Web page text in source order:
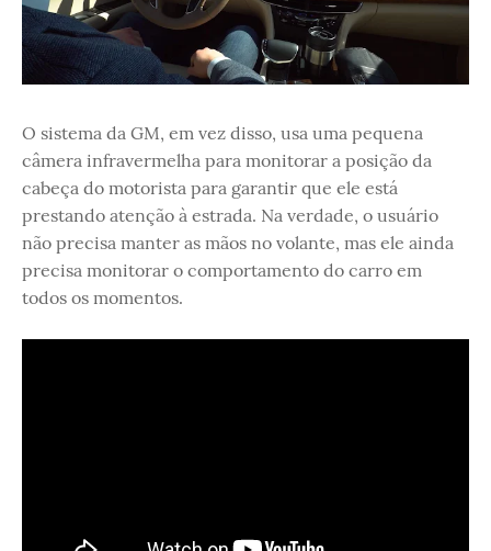
O sistema da GM, em vez disso, usa uma pequena
câmera infravermelha para monitorar a posição da
cabeça do motorista para garantir que ele está
prestando atenção à estrada. Na verdade, o usuário
não precisa manter as mãos no volante, mas ele ainda
precisa monitorar o comportamento do carro em
todos os momentos.